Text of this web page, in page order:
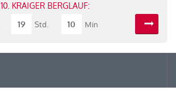
10. KRAIGER BERGLAUF:
19 Std. 10 Min